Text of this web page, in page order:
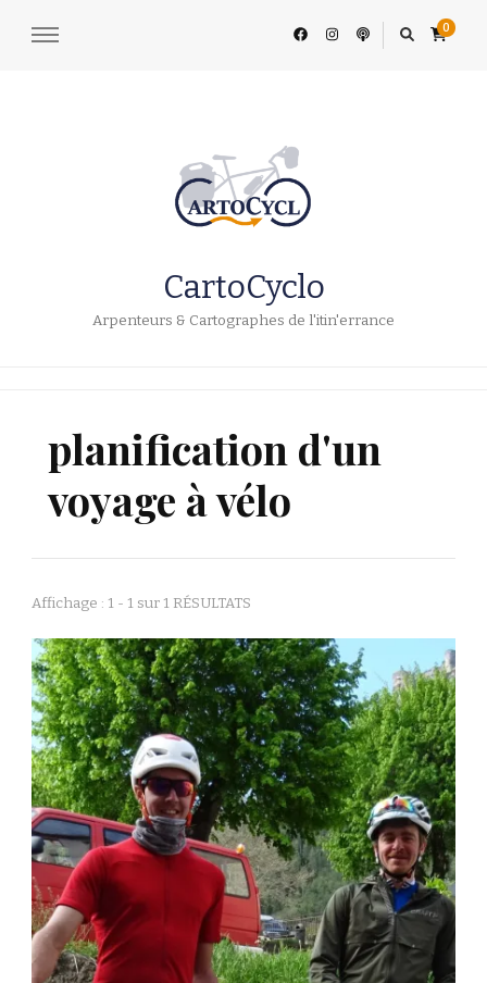
0
CartoCyclo
Arpenteurs & Cartographes de l'itin'errance
planification d'un
voyage à vélo
Affichage : 1 - 1 sur 1 RÉSULTATS